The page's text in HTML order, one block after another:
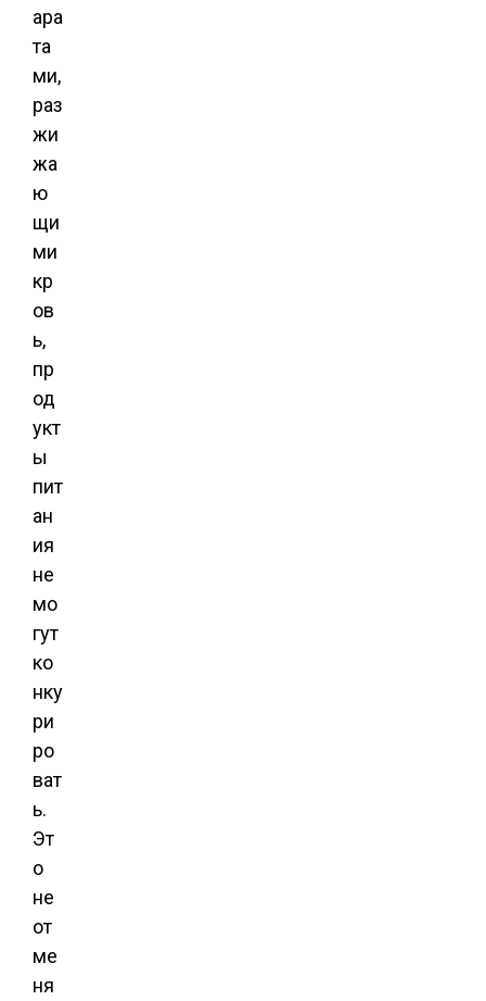
ара
та
ми,
раз
жи
жа
ю
щи
ми
кр
ов
ь,
пр
од
укт
ы
пит
ан
ия
не
мо
гут
ко
нку
ри
ро
ват
ь.
Эт
о
не
от
ме
ня